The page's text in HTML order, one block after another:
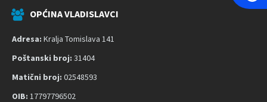
OPĆINA VLADISLAVCI
Adresa: Kralja Tomislava 141
Poštanski broj: 31404
Matični broj: 02548593
OIB: 17797796502